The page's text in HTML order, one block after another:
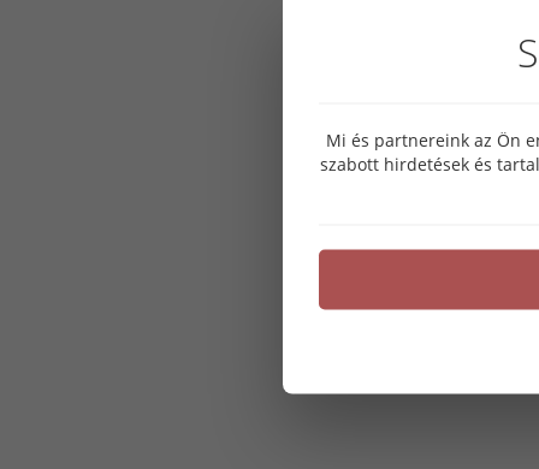
Mi és partnereink az Ön
szabott hirdetések és